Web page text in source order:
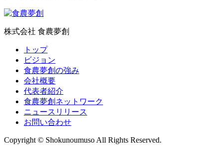
株式会社 食農夢創
トップ
ビジョン
食農夢創の強み
会社概要
代表者紹介
食農夢創ネットワーク
ニュースリリース
お問い合わせ
Copyright © Shokunoumuso All Rights Reserved.